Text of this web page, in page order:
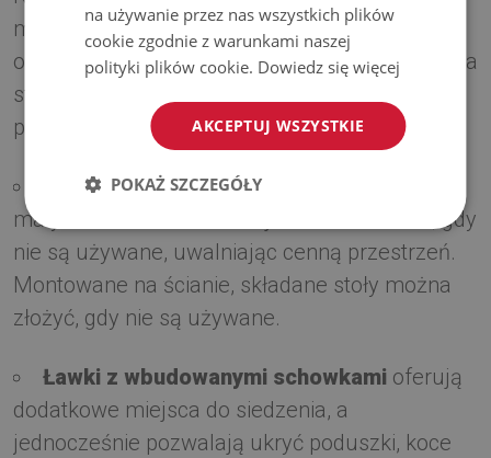
może być wyzwaniem, dlatego dobór
odpowiednich mebli ma kluczowe znaczenie dla
stworzenia wygodnej przestrzeni. Oto kilka
praktycznych rozwiązań jak urządzić balkon:
Składane mebleto przełom w przypadku
małych balkonów. Można je łatwo schować, gdy
nie są używane, uwalniając cenną przestrzeń.
Montowane na ścianie, składane stoły można
złożyć, gdy nie są używane.
Ławki z wbudowanymi schowkami oferują
dodatkowe miejsca do siedzenia, a
jednocześnie pozwalają ukryć poduszki, koce
na używanie przez nas wszystkich plików
cookie zgodnie z warunkami naszej
polityki plików cookie. Dowiedz się więcej
AKCEPTUJ WSZYSTKIE
POKAŻ SZCZEGÓŁY